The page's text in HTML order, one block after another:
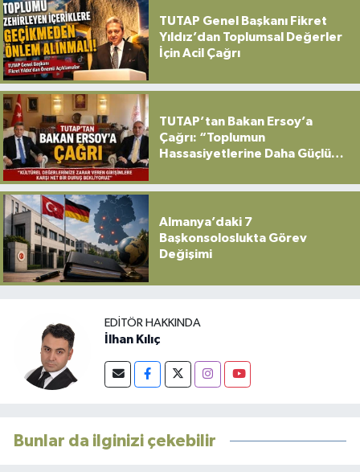
TUTAP Genel Başkanı Fikret
Yıldız’dan Toplumsal Değerler
İçin Acil Çağrı
TUTAP’tan Bakan Ersoy’a
Çağrı: “Toplumun
Hassasiyetlerine Daha Güçlü
Almanya’daki 7
Başkonsoloslukta Görev
Değişimi
EDITÖR HAKKINDA
İlhan Kılıç
Bunlar da ilginizi çekebilir